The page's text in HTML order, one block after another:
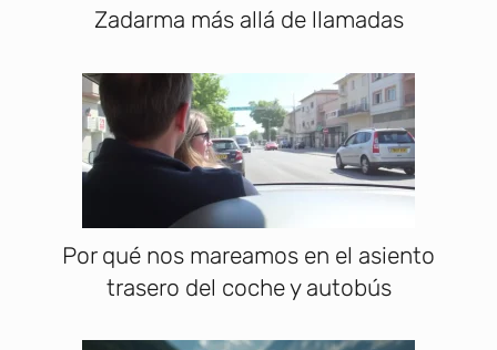
Zadarma más allá de llamadas
Por qué nos mareamos en el asiento
trasero del coche y autobús